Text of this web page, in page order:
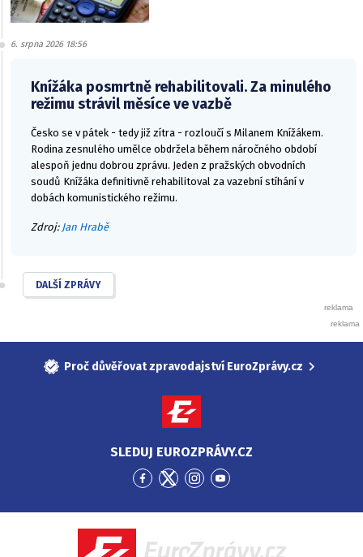
6. srpna 2026 18:56
Knížáka posmrtně rehabilitovali. Za minulého
režimu strávil měsíce ve vazbě
Česko se v pátek - tedy již zítra - rozloučí s Milanem Knížákem.
Rodina zesnulého umělce obdržela během náročného období
alespoň jednu dobrou zprávu. Jeden z pražských obvodních
soudů Knížáka definitivně rehabilitoval za vazební stíhání v
dobách komunistického režimu.
Zdroj: Jan Hrabě
DALŠÍ ZPRÁVY
Proč důvěřovat zpravodajství EuroZprávy.cz
SLEDUJ EUROZPRÁVY.CZ
Přejít
Facebook
Přejít
Twitter
Přejít
Instagram
Přejít
YouTube
EuroZprávy.cz